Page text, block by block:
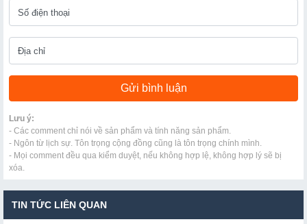
Lưu ý:
- Các comment chỉ nói về sản phẩm và tính năng sản phẩm.
- Ngôn từ lịch sự. Tôn trọng cộng đồng cũng là tôn trọng chính mình.
- Mọi comment đều qua kiểm duyệt, nếu không hợp lệ, không hợp lý sẽ bị
xóa.
TIN TỨC LIÊN QUAN